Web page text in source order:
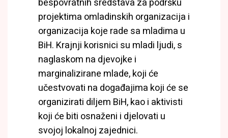
projektima omladinskih organizacija i
organizacija koje rade sa mladima u
BiH. Krajnji korisnici su mladi ljudi, s
naglaskom na djevojke i
marginalizirane mlade, koji će
učestvovati na događajima koji će se
organizirati diljem BiH, kao i aktivisti
koji će biti osnaženi i djelovati u
svojoj lokalnoj zajednici.